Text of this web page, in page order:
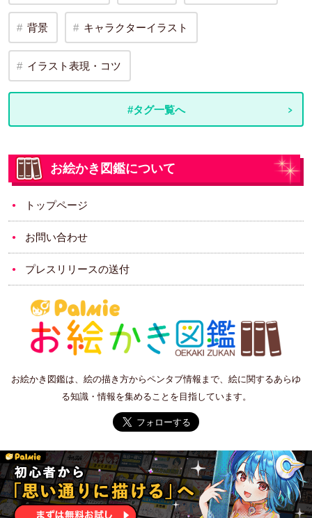
背景 キャラクターイラスト
イラスト表現・コツ
#タグ一覧へ
お絵かき図鑑について
トップページ
お問い合わせ
プレスリリースの送付
お絵かき図鑑は、絵の描き方からペンタブ情報まで、絵に関するあらゆ
る知識・情報を集めることを目指しています。